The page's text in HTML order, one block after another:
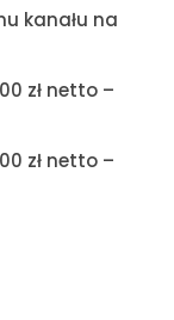
kanału na
zł netto –
zł netto –